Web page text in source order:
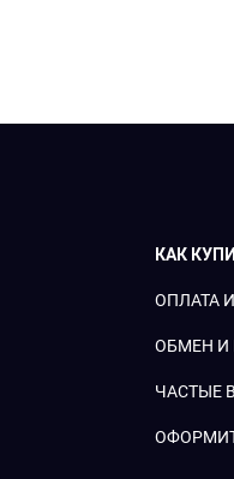
КАК
ОПЛАТА
ОБМЕН И
ЧАСТЫЕ